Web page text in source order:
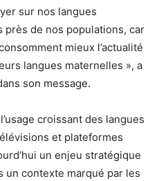
sur nos langues
près de nos populations, car
mieux l’actualité
langues maternelles », a
son message.
croissant des langues
et plateformes
un enjeu stratégique
un contexte marqué par les